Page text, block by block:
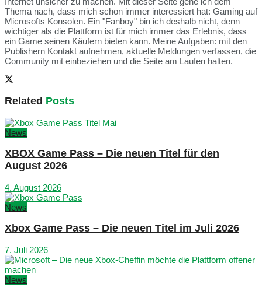
Thema nach, dass mich schon immer interessiert hat: Gaming auf
Microsofts Konsolen. Ein "Fanboy" bin ich deshalb nicht, denn
wichtiger als die Plattform ist für mich immer das Erlebnis, dass
ein Game seinen Käufern bieten kann. Meine Aufgaben: mit den
Publishern Kontakt aufnehmen, aktuelle Meldungen verfassen, die
Community mit einbeziehen und die Seite am Laufen halten.
Related Posts
News
XBOX Game Pass – Die neuen Titel für den
August 2026
4. August 2026
News
Xbox Game Pass – Die neuen Titel im Juli 2026
7. Juli 2026
News